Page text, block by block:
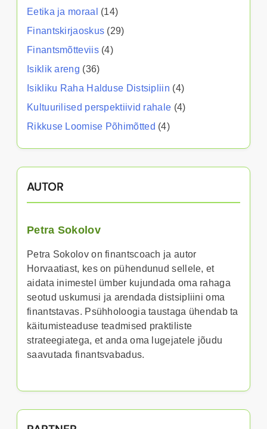
Eetika ja moraal
(14)
Finantskirjaoskus (29)
Finantsmõtteviis(4)
Isiklik areng (36)
Isikliku Raha Halduse Distsipliin (4)
Kultuurilised perspektiivid rahale (4)
Rikkuse Loomise Põhimõtted (4)
AUTOR
Petra Sokolov
Petra Sokolov on finantscoach ja autor
Horvaatiast, kes on pühendunud sellele, et
aidata inimestel ümber kujundada oma rahaga
seotud uskumusi ja arendada distsipliini oma
finantstavas. Psühholoogia taustaga ühendab ta
käitumisteaduse teadmised praktiliste
strateegiatega, et anda oma lugejatele jõudu
saavutada finantsvabadus.